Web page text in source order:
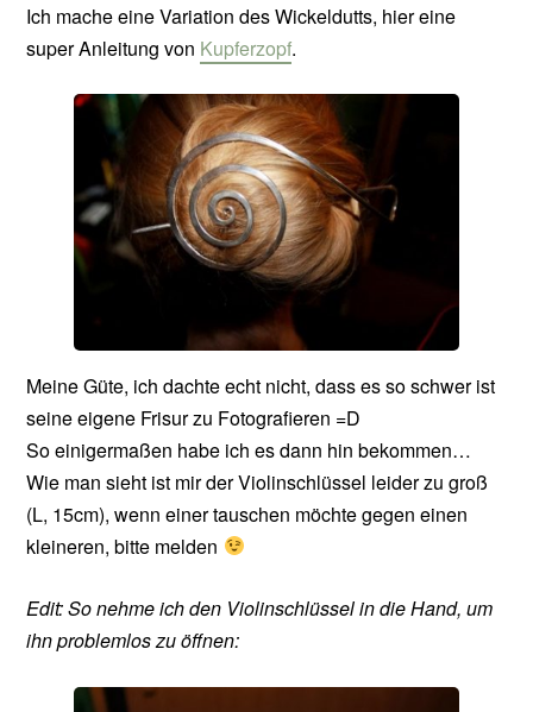
Ich mache eine Variation des Wickeldutts, hier eine
super Anleitung von Kupferzopf.
Meine Güte, ich dachte echt nicht, dass es so schwer ist
seine eigene Frisur zu Fotografieren =D
So einigermaßen habe ich es dann hin bekommen…
Wie man sieht ist mir der Violinschlüssel leider zu groß
(L, 15cm), wenn einer tauschen möchte gegen einen
kleineren, bitte melden
Edit: So nehme ich den Violinschlüssel in die Hand, um
ihn problemlos zu öffnen: